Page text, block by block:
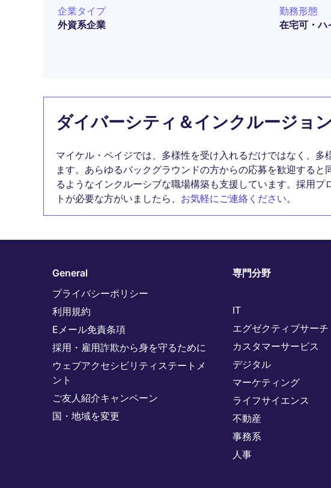
企業タイプ
外資系企業
勤務形態
在宅可・ハ
ダイバーシティ＆インクルージョン
マイケル・ペイジでは、多様性を受け入れるだけではなく、多
ます。あらゆるバックグラウンドの方からの応募を歓迎する
るようなインクルーシブな職場構築も支援しています。採用プ
トが必要な方がいましたら、 お気軽にご連絡ください。
General
プライバシーポリシー
利用規約
Eメール免責条項
採用・雇用詐欺から身を守るために
ウェブアクセシビリティステートメ
ント
ご友人紹介キャンペーン
国・地域を変更
専門分野
IT
エグゼクティブサーチ
カスタマーサービス
デジタル
マーケティング
ライフサイエンス
不動産
事務系
人事